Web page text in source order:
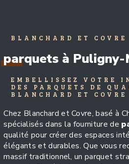
BLANCHARD ET COVRE
parquets à
EMBELLISSEZ VOTRE
DES PARQUETS DE
BLANCHARD ET COVRE
Chez Blanchard et Covre, basé à
spécialisés dans la fourniture de
qualité pour créer des espaces
élégants et durables. Que vous
massif traditionnel, un parquet